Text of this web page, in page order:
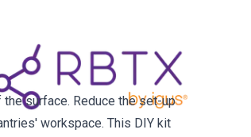
surface. Reduce the set-up
workspace. This DIY kit